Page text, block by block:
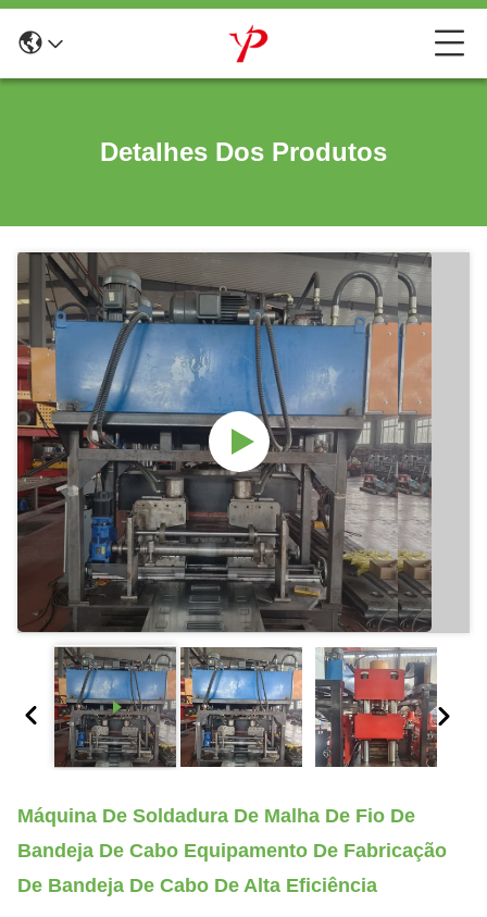
Detalhes Dos Produtos
Máquina De Soldadura De Malha De Fio De
Bandeja De Cabo Equipamento De Fabricação
De Bandeja De Cabo De Alta Eficiência